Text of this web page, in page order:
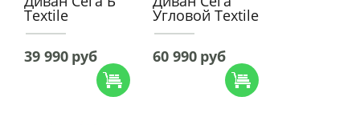
Textile
39 990 руб
Угловой Textile
60 990 руб